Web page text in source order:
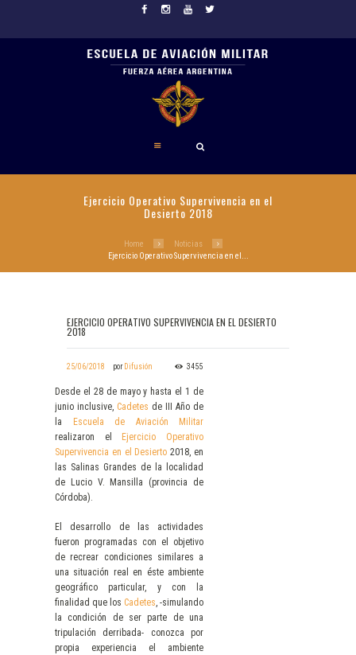
Ejercicio Operativo Supervivencia en el
Desierto 2018
Home
Noticias
Ejercicio Operativo Supervivencia en el...
EJERCICIO OPERATIVO SUPERVIVENCIA EN EL DESIERTO
2018
25/06/2018 porDifusión 3455
Desde el 28 de mayo y hasta el 1 de
junio inclusive, Cadetes de III Año de
la
Escuela de Aviación Militar
realizaron el
Ejercicio Operativo
Supervivencia en el Desierto 2018, en
las Salinas Grandes de la localidad
de Lucio V. Mansilla (provincia de
Córdoba).
El desarrollo de las actividades
fueron programadas con el objetivo
de recrear condiciones similares a
una situación real en éste ambiente
geográfico particular, y con la
finalidad que los Cadetes, -simulando
la condición de ser parte de una
tripulación derribada- conozca por
propia experiencia el ambiente